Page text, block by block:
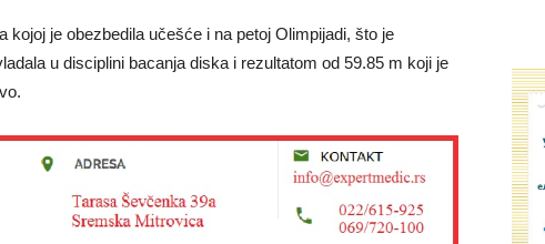
je obezbedila učešće i na petoj Olimpijadi, što je
u disciplini bacanja diska i rezultatom od 59.85 m koji je